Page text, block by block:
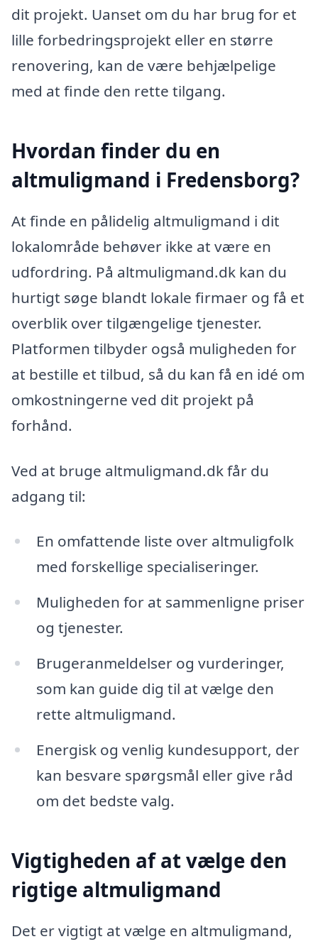
dit projekt. Uanset om du har brug for et
lille forbedringsprojekt eller en større
renovering, kan de være behjælpelige
med at finde den rette tilgang.
Hvordan finder du en
altmuligmand i Fredensborg?
At finde en pålidelig altmuligmand i dit
lokalområde behøver ikke at være en
udfordring. På altmuligmand.dk kan du
hurtigt søge blandt lokale firmaer og få et
overblik over tilgængelige tjenester.
Platformen tilbyder også muligheden for
at bestille et tilbud, så du kan få en idé om
omkostningerne ved dit projekt på
forhånd.
Ved at bruge altmuligmand.dk får du
adgang til:
En omfattende liste over altmuligfolk
med forskellige specialiseringer.
Muligheden for at sammenligne priser
og tjenester.
Brugeranmeldelser og vurderinger,
som kan guide dig til at vælge den
rette altmuligmand.
Energisk og venlig kundesupport, der
kan besvare spørgsmål eller give råd
om det bedste valg.
Vigtigheden af at vælge den
rigtige altmuligmand
Det er vigtigt at vælge en altmuligmand,